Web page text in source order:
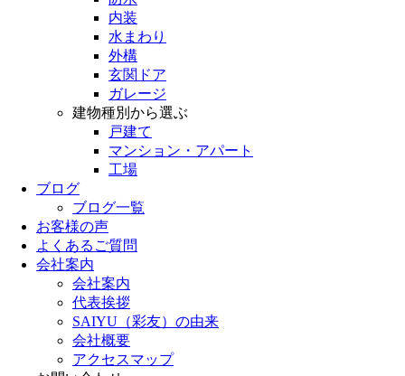
内装
水まわり
外構
玄関ドア
ガレージ
建物種別から選ぶ
戸建て
マンション・アパート
工場
ブログ
ブログ一覧
お客様の声
よくあるご質問
会社案内
会社案内
代表挨拶
SAIYU（彩友）の由来
会社概要
アクセスマップ